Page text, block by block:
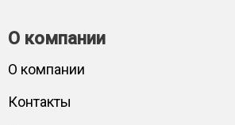
О компании
О компании
Контакты